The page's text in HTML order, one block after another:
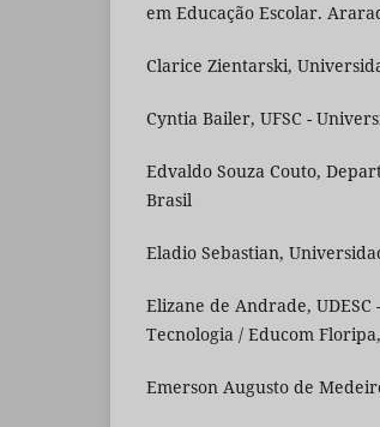
em Educação Escolar.
Clarice Zientarski,
Cyntia Bailer, UFSC -
Edvaldo Souza Couto,
Brasil
Eladio Sebastian,
Elizane de Andrade,
Tecnologia / Educom
Emerson Augusto de